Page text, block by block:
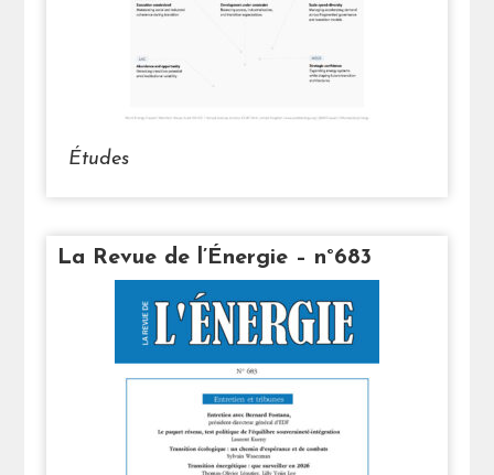
Études
La Revue de l’Énergie – n°683